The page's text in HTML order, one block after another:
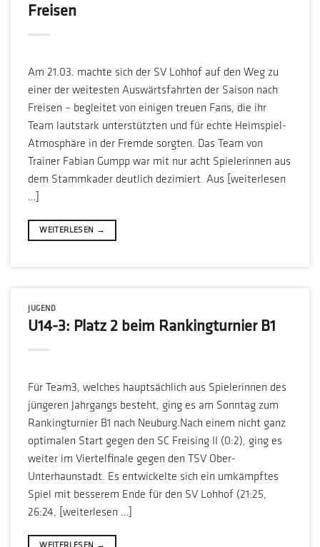
Freisen
Am 21.03. machte sich der SV Lohhof auf den Weg zu
einer der weitesten Auswärtsfahrten der Saison nach
Freisen – begleitet von einigen treuen Fans, die ihr
Team lautstark unterstützten und für echte Heimspiel-
Atmosphäre in der Fremde sorgten. Das Team von
Trainer Fabian Gumpp war mit nur acht Spielerinnen aus
dem Stammkader deutlich dezimiert. Aus [weiterlesen
…]
WEITERLESEN →
JUGEND
U14-3: Platz 2 beim Rankingturnier B1
Für Team3, welches hauptsächlich aus Spielerinnen des
jüngeren Jahrgangs besteht, ging es am Sonntag zum
Rankingturnier B1 nach Neuburg.Nach einem nicht ganz
optimalen Start gegen den SC Freising II (0:2), ging es
weiter im Viertelfinale gegen den TSV Ober-
Unterhaunstadt. Es entwickelte sich ein umkämpftes
Spiel mit besserem Ende für den SV Lohhof (21:25,
26:24, [weiterlesen …]